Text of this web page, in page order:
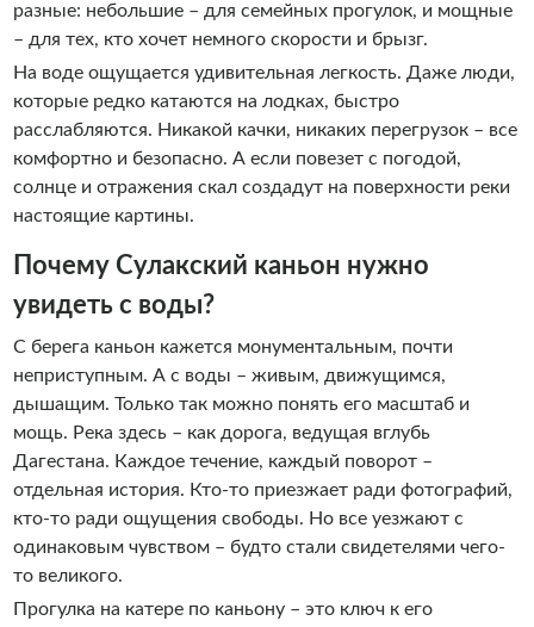
разные: небольшие – для семейных прогулок, и мощные
– для тех, кто хочет немного скорости и брызг.
На воде ощущается удивительная легкость. Даже люди,
которые редко катаются на лодках, быстро
расслабляются. Никакой качки, никаких перегрузок – все
комфортно и безопасно. А если повезет с погодой,
солнце и отражения скал создадут на поверхности реки
настоящие картины.
Почему Сулакский каньон нужно
увидеть с воды?
С берега каньон кажется монументальным, почти
неприступным. А с воды – живым, движущимся,
дышащим. Только так можно понять его масштаб и
мощь. Река здесь – как дорога, ведущая вглубь
Дагестана. Каждое течение, каждый поворот –
отдельная история. Кто-то приезжает ради фотографий,
кто-то ради ощущения свободы. Но все уезжают с
одинаковым чувством – будто стали свидетелями чего-
то великого.
Прогулка на катере по каньону – это ключ к его